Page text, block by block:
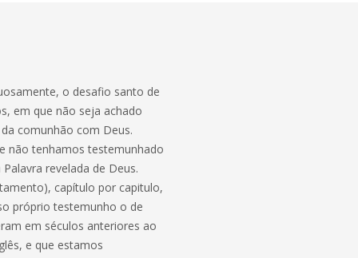
o desafio santo de
em que não seja achado
comunhão com Deus.
não tenhamos testemunhado
revelada de Deus.
capítulo por capitulo,
próprio testemunho o de
em séculos anteriores ao
e que estamos